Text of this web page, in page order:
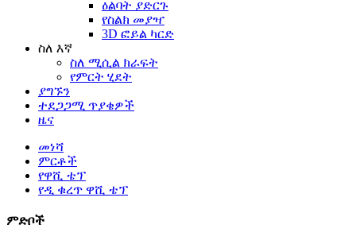
ዕልባት ያድርጉ
የስልክ መያዣ
3D ፎይል ካርድ
ስለ እኛ
ስለ ሚሲል ክራፍት
የምርት ሂደት
ያግኙን
ተደጋጋሚ ጥያቄዎች
ዜና
መነሻ
ምርቶች
የዋሺ ቴፕ
የዲ ቁረጥ ዋሺ ቴፕ
ምድቦች